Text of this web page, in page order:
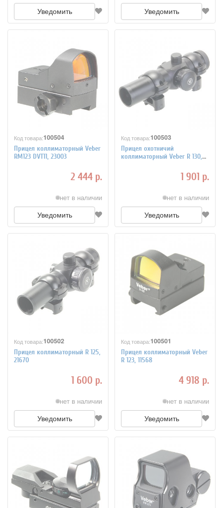
Уведомить Уведомить
Код товара:100504
Прицел коллиматорный Veber
RM123 DVT11, 23003
2 444 р.
нет в наличии
Уведомить
Код товара:100503
Прицел охотничий
коллиматорный Veber R 130,
1 901 р.
нет в наличии
Уведомить
Код товара:100502
Прицел коллиматорный R 125,
21670
1 600 р.
нет в наличии
Уведомить
Код товара:100501
Прицел коллиматорный Veber
R 123, 11568
4 918 р.
нет в наличии
Уведомить